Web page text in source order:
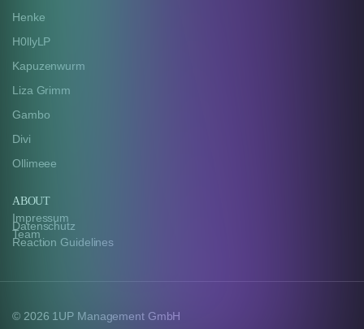
Henke
H0llyLP
Kapuzenwurm
Liza Grimm
Gambo
Divi
Ollimeee
ABOUT
Impressum
Datenschutz
Team
Reaction Guidelines
© 2026 1UP Management GmbH